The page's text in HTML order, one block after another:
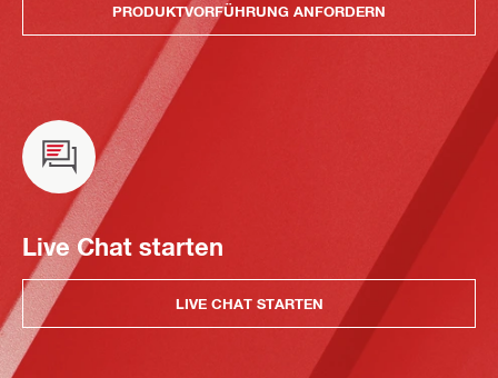
PRODUKTVORFÜHRUNG ANFORDERN
Live Chat starten
LIVE CHAT STARTEN